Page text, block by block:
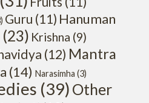
Guru (11) Hanuman
(23) Krishna (9)
(12) Mantra
(14) Narasimha (3)
(39) Other